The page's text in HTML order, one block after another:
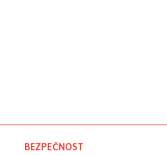
BEZPEČNOST